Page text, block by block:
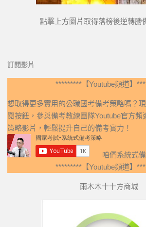
點擊上方圖片取得落榜後逆轉勝
訂閱影片
*********【Youtube頻道】
想取得更多實用的公職國考備考策略嗎？
閱按鈕，參與備考教練團隊Youtube官方頻
策略影片，輕鬆提升自己的備考實力！
咱們系統式
*********【Youtube頻道】
雨木木十十方商城